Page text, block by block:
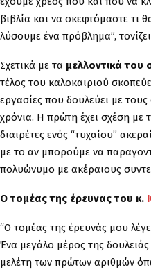
βιβλία και να σκεφτόμαστε τι
λύσουμε ένα πρόβλημα”,
Σχετικά με τα μελλοντικά του
τέλος του καλοκαιριού
εργασίες που δουλεύει με
χρόνια. Η πρώτη έχει σχέση με
διαιρέτες ενός “τυχαίου”
με το αν μπορούμε να
πολυώνυμο με ακέραιους
Ο τομέας της έρευνας του κ.
“Ο τομέας της έρευνάς μου
Ένα μεγάλο μέρος της
μελέτη των πρώτων αριθμών